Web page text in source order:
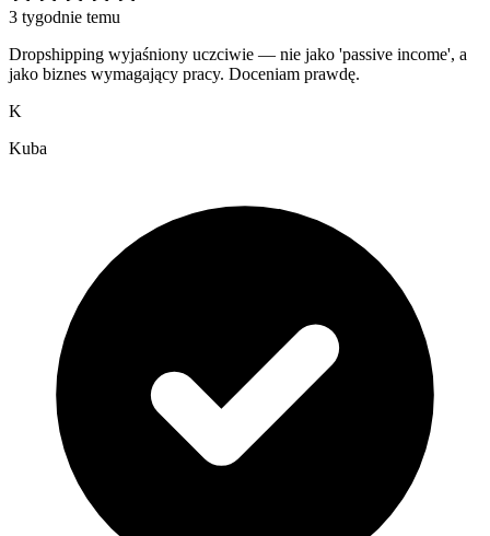
3 tygodnie temu
Dropshipping wyjaśniony uczciwie — nie jako 'passive income', a
jako biznes wymagający pracy. Doceniam prawdę.
K
Kuba